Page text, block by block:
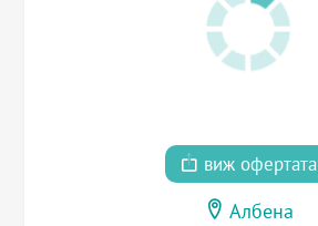
виж офертата
Албена